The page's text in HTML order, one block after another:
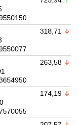
318,71
263,58
174,19